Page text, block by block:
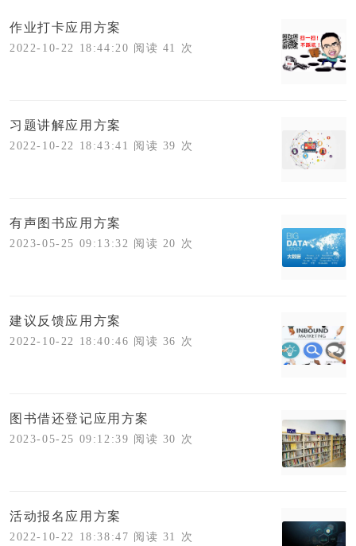
作业打卡应用方案
2022-10-22 18:44:20 阅读 41 次
习题讲解应用方案
2022-10-22 18:43:41 阅读 39 次
有声图书应用方案
2023-05-25 09:13:32 阅读 20 次
建议反馈应用方案
2022-10-22 18:40:46 阅读 36 次
图书借还登记应用方案
2023-05-25 09:12:39 阅读 30 次
活动报名应用方案
2022-10-22 18:38:47 阅读 31 次